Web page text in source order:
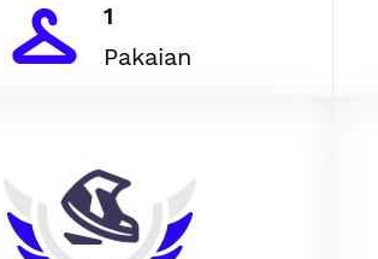
1
Pakaian